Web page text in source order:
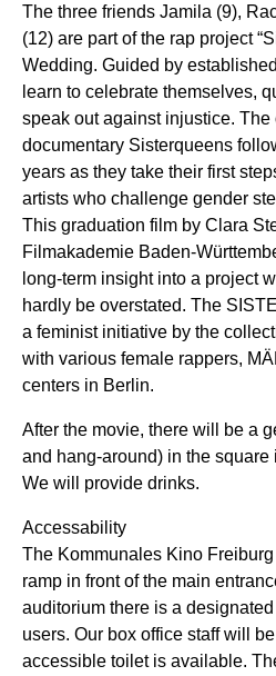
The three friends Jamila (9),
(12) are part of the rap project
Wedding. Guided by
learn to celebrate themselves,
speak out against injustice. The
documentary Sisterqueens
years as they take their first
artists who challenge gender
This graduation film by Clara
Filmakademie Baden-
long-term insight into a project
hardly be overstated. The
a feminist initiative by the
with various female rappers,
centers in Berlin.
After the movie, there will be a
and hang-around) in the square
We will provide drinks.
Accessability
The Kommunales Kino
ramp in front of the main
auditorium there is a
users. Our box office staff will
accessible toilet is available.